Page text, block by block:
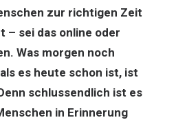
zur richtigen Zeit
– sei das online oder
Was morgen noch
es heute schon ist, ist
schlussendlich ist es
in Erinnerung